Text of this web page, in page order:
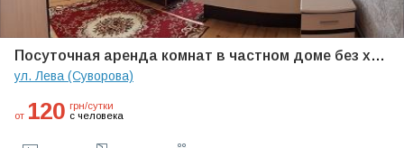
Посуточная аренда комнат в частном доме без хозяев неподалеку от термальных бассейнов
ул. Лева (Суворова)
от 120 грн/сутки
с человека